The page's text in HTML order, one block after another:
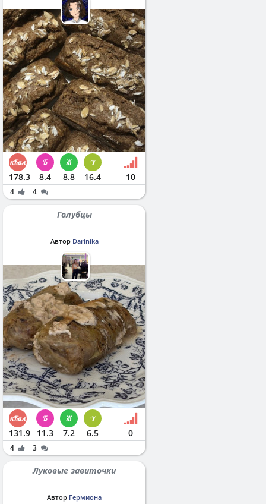
178.3 8.4 8.8 16.4 10
4 4
Голубцы
Автор Darinika
131.9 11.3 7.2 6.5 0
4 3
Луковые завиточки
Автор Гермиона